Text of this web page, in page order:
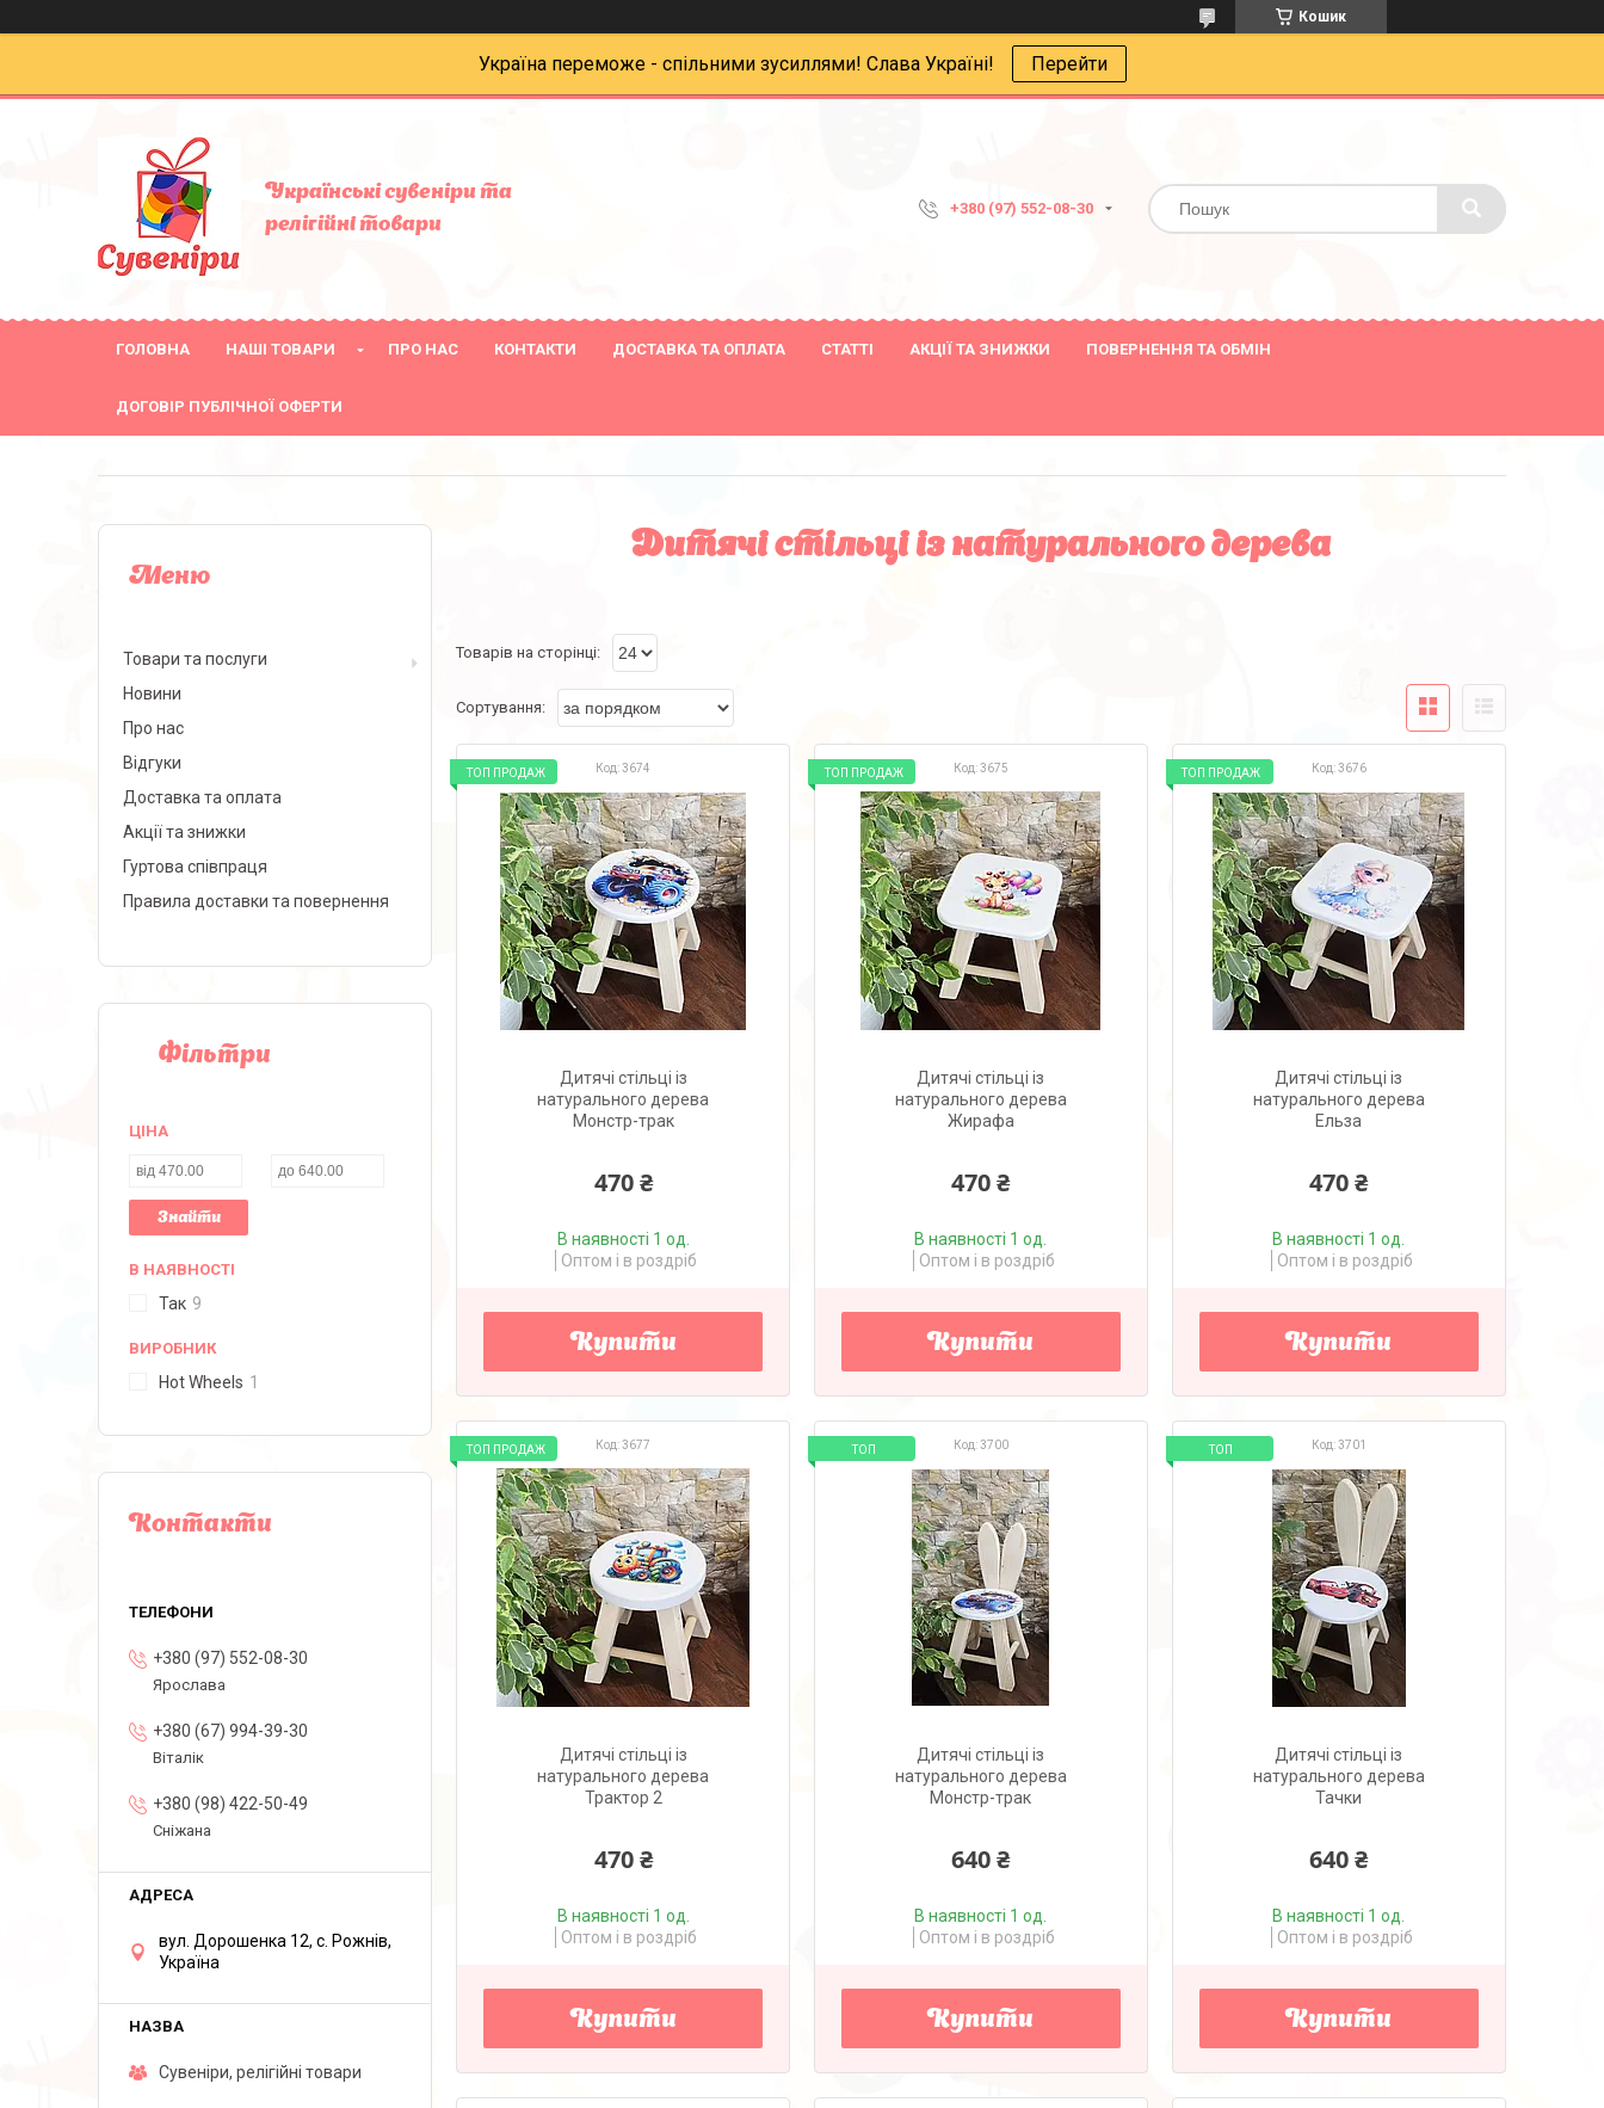
Кошик
Україна переможе - спільними зусиллями! Слава Україні! Перейти
Українські сувеніри та
релігійнi товари
+380 (97) 552-08-30
ГОЛОВНА НАШІ ТОВАРИ ПРО НАС КОНТАКТИ ДОСТАВКА ТА ОПЛАТА СТАТТІ АКЦІЇ ТА ЗНИЖКИ ПОВЕРНЕННЯ ТА ОБМІН
ДОГОВІР ПУБЛІЧНОЇ ОФЕРТИ
Дитячі стільці із натурального дерева
3674
ТОП ПРОДАЖ
Дитячі стільці із
натурального дерева
Монстр-трак
470 ₴
В наявності 1 од.
Оптом і в роздріб
Купити
3675
ТОП ПРОДАЖ
Дитячі стільці із
натурального дерева
Жирафа
470 ₴
В наявності 1 од.
Оптом і в роздріб
Купити
3676
ТОП ПРОДАЖ
Дитячі стільці із
натурального дерева
Ельза
470 ₴
В наявності 1 од.
Оптом і в роздріб
Купити
3677
ТОП ПРОДАЖ
Дитячі стільці із
натурального дерева
Трактор 2
470 ₴
В наявності 1 од.
Оптом і в роздріб
Купити
3700
ТОП
Дитячі стільці із
натурального дерева
Монстр-трак
640 ₴
В наявності 1 од.
Оптом і в роздріб
Купити
3701
ТОП
Дитячі стільці із
натурального дерева
Тачки
640 ₴
В наявності 1 од.
Оптом і в роздріб
Купити
Товари та послуги
Новини
Про нас
Відгуки
Доставка та оплата
Акції та знижки
Гуртова співпраця
Правила доставки та повернення
Фільтри
ЦІНА
Знайти
В НАЯВНОСТІ
Так 9
ВИРОБНИК
Hot Wheels 1
Контакти
+380 (97) 552-08-30
Ярослава
+380 (67) 994-39-30
Віталік
+380 (98) 422-50-49
Сніжана
вул. Дорошенка 12, с. Рожнів,
Україна
Сувеніри, релігійні товари